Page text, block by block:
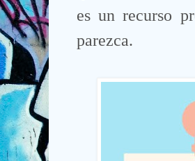
es un recurso
parezca.